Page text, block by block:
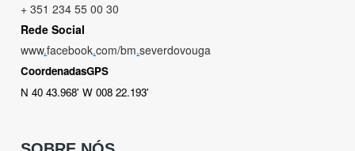
+ 351 234 55 00 30
Rede Social
www.facebook.com/bm.severdovouga
CoordenadasGPS
N 40 43.968' W 008 22.193'